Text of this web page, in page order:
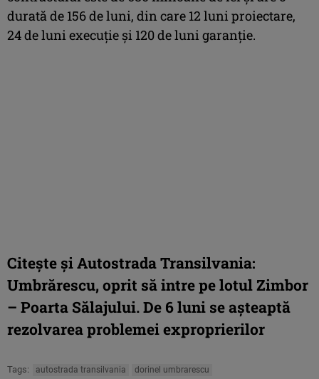
durată de 156 de luni, din care 12 luni proiectare,
24 de luni execuție și 120 de luni garanție.
Citește șiAutostrada Transilvania:
Umbrărescu, oprit să intre pe lotul Zimbor
– Poarta Sălajului. De 6 luni se așteaptă
rezolvarea problemei exproprierilor
Tags: autostrada transilvania
dorinel umbrarescu